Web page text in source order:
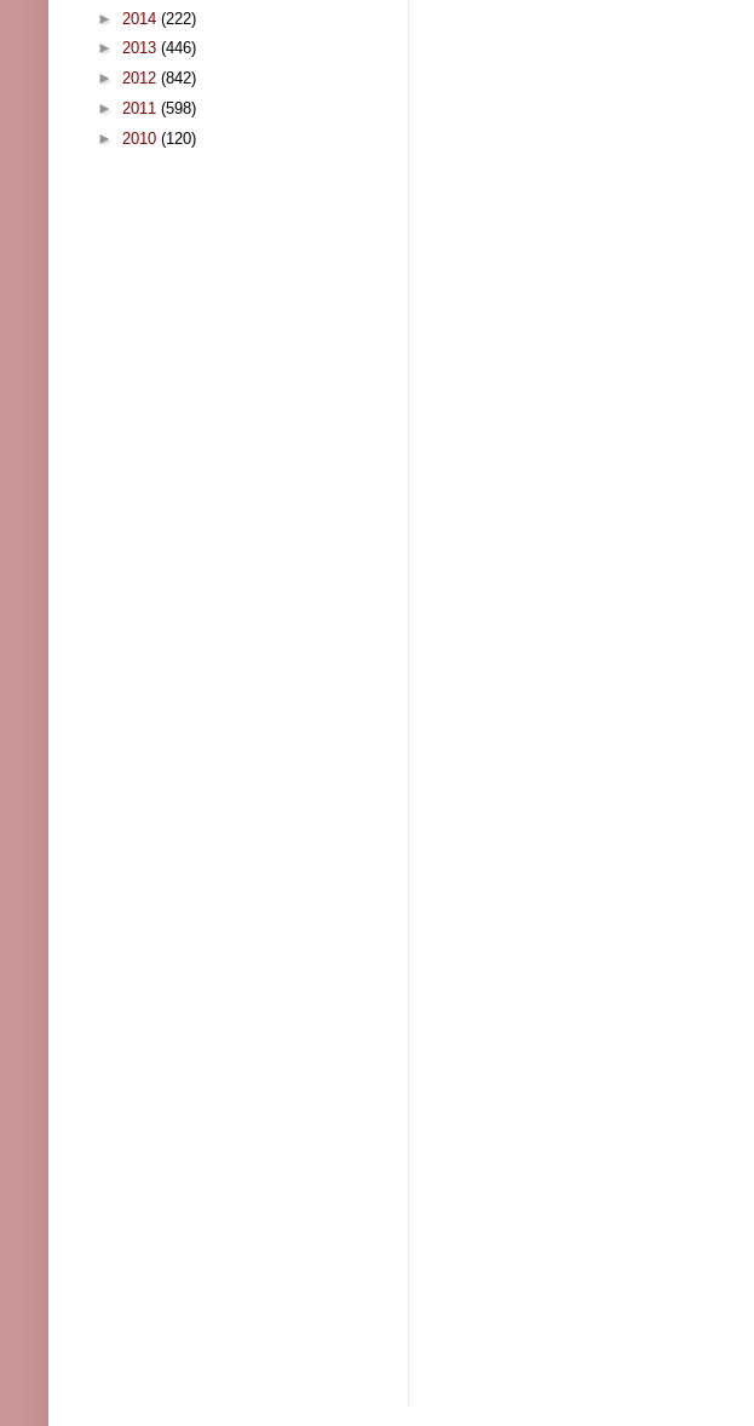
► 2014 (222)
► 2013 (446)
► 2012 (842)
► 2011 (598)
► 2010 (120)